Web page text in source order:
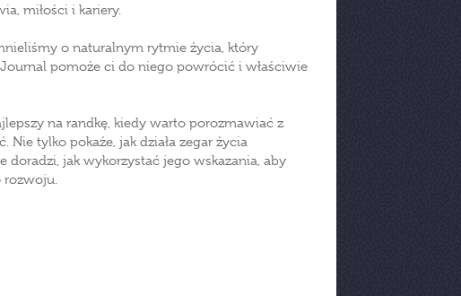
miłości i kariery.
o naturalnym rytmie życia, który
pomoże ci do niego powrócić i właściwie
na randkę, kiedy warto porozmawiać z
tylko pokaże, jak działa zegar życia
doradzi, jak wykorzystać jego wskazania, aby
rozwoju.